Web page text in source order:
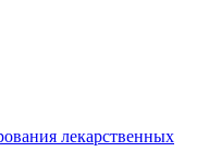
лекарственных